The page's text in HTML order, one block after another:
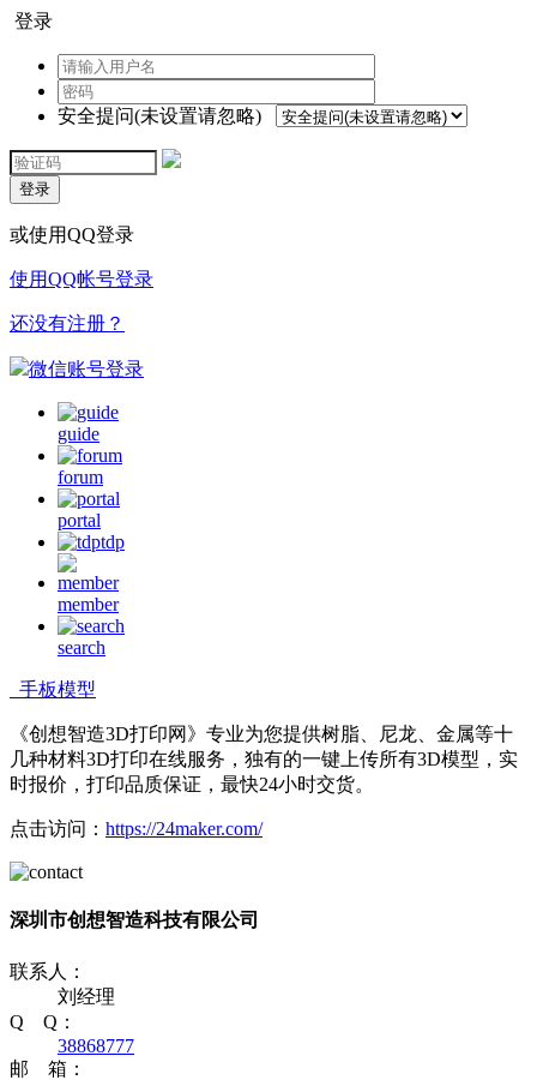
登录
安全提问(未设置请忽略)
登录
或使用QQ登录
使用QQ帐号登录
还没有注册？
微信账号登录
guide
forum
portal
tdp
member
search
手板模型
《创想智造3D打印网》专业为您提供树脂、尼龙、金属等十
几种材料3D打印在线服务，独有的一键上传所有3D模型，实
时报价，打印品质保证，最快24小时交货。
点击访问： https://24maker.com/
深圳市创想智造科技有限公司
联系人：
刘经理
Q Q：
38868777
邮 箱：